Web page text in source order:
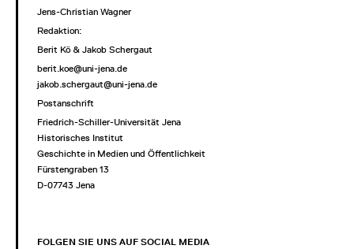
Jens-Christian Wagner
Redaktion:
Berit Kö & Jakob Schergaut
berit.koe@uni-jena.de
jakob.schergaut@uni-jena.de
Postanschrift
Friedrich-Schiller-Universität Jena
Historisches Institut
Geschichte in Medien und Öffentlichkeit
Fürstengraben 13
D-07743 Jena
FOLGEN SIE UNS AUF SOCIAL MEDIA